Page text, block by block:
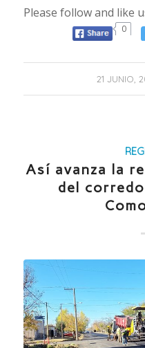
Please follow and like
0
21 JUNIO,
/
Así avanza la
del